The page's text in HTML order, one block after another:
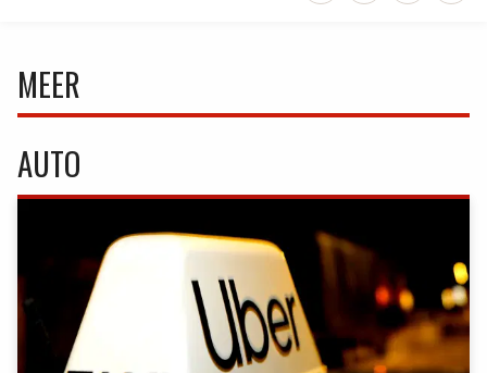
MEER
AUTO